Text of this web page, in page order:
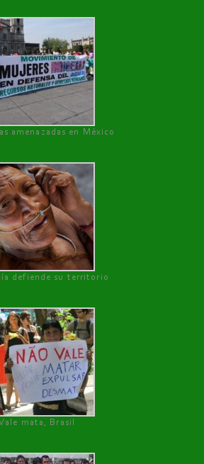
amenazadas en México
defiende su territorio
mata, Brasil